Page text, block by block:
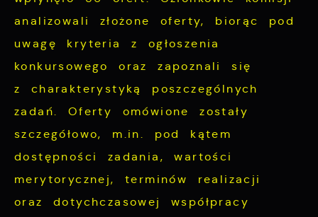
analizowali złożone oferty, biorąc pod
uwagę kryteria z ogłoszenia
konkursowego oraz zapoznali się
z charakterystyką poszczególnych
zadań. Oferty omówione zostały
szczegółowo, m.in. pod kątem
dostępności zadania, wartości
merytorycznej, terminów realizacji
oraz dotychczasowej współpracy
partnerami oraz innych dostawców usług.
pośredników prezentujących nasze treści w
postaci wiadomości, ofert, komunikatów
mediów społecznościowych.